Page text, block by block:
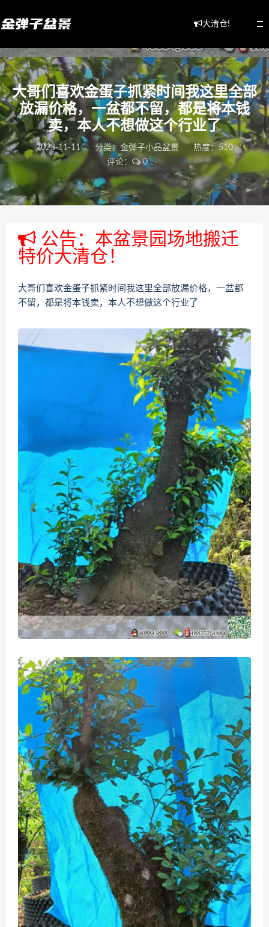
大清仓!
大哥们喜欢金蛋子抓紧时间我这里全部
放漏价格，一盆都不留，都是将本钱
卖，本人不想做这个行业了
2023-11-11 分类： 金弹子小品盆景
热度：510
评论：
0
公告：本盆景园场地搬迁
特价大清仓！
大哥们喜欢金蛋子抓紧时间我这里全部放漏价格，一盆都
不留，都是将本钱卖，本人不想做这个行业了